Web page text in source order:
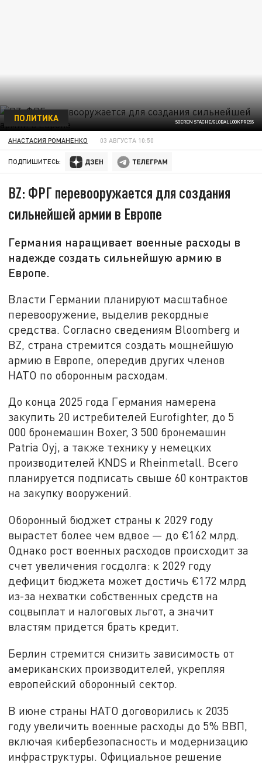
SOEREN STACHE/GLOBALLOOKPRESS
ПОЛИТИКА
АНАСТАСИЯ РОМАНЕНКО 03 АВГУСТА 10:50
ПОДПИШИТЕСЬ:
BZ: ФРГ перевооружается для создания
сильнейшей армии в Европе
Германия наращивает военные расходы в
надежде создать сильнейшую армию в
Европе.
Власти Германии планируют масштабное
перевооружение, выделив рекордные
средства. Согласно сведениям Bloomberg и
BZ, страна стремится создать мощнейшую
армию в Европе, опередив других членов
НАТО по оборонным расходам.
До конца 2025 года Германия намерена
закупить 20 истребителей Eurofighter, до 5
000 бронемашин Boxer, 3 500 бронемашин
Patria Oyj, а также технику у немецких
производителей KNDS и Rheinmetall. Всего
планируется подписать свыше 60 контрактов
на закупку вооружений.
Оборонный бюджет страны к 2029 году
вырастет более чем вдвое — до €162 млрд.
Однако рост военных расходов происходит за
счет увеличения госдолга: к 2029 году
дефицит бюджета может достичь €172 млрд
из-за нехватки собственных средств на
соцвыплат и налоговых льгот, а значит
властям придется брать кредит.
Берлин стремится снизить зависимость от
американских производителей, укрепляя
европейский оборонный сектор.
В июне страны НАТО договорились к 2035
году увеличить военные расходы до 5% ВВП,
включая кибербезопасность и модернизацию
инфраструктуры. Официальное решение